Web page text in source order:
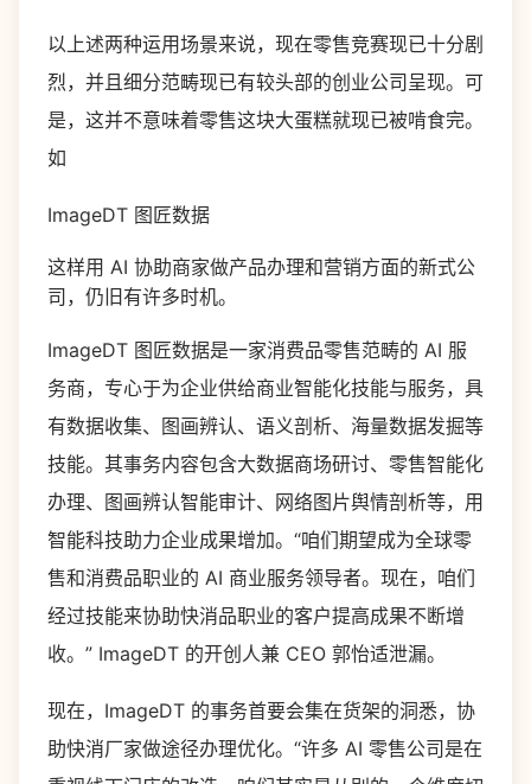
以上述两种运用场景来说，现在零售竞赛现已十分剧
烈，并且细分范畴现已有较头部的创业公司呈现。可
是，这并不意味着零售这块大蛋糕就现已被啃食完。
如
ImageDT 图匠数据
这样用 AI 协助商家做产品办理和营销方面的新式公
司，仍旧有许多时机。
ImageDT 图匠数据是一家消费品零售范畴的 AI 服
务商，专心于为企业供给商业智能化技能与服务，具
有数据收集、图画辨认、语义剖析、海量数据发掘等
技能。其事务内容包含大数据商场研讨、零售智能化
办理、图画辨认智能审计、网络图片舆情剖析等，用
智能科技助力企业成果增加。“咱们期望成为全球零
售和消费品职业的 AI 商业服务领导者。现在，咱们
经过技能来协助快消品职业的客户提高成果不断增
收。” ImageDT 的开创人兼 CEO 郭怡适泄漏。
现在，ImageDT 的事务首要会集在货架的洞悉，协
助快消厂家做途径办理优化。“许多 AI 零售公司是在